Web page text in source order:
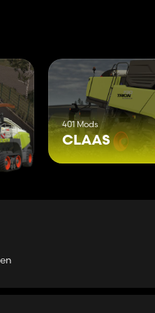
401 Mods
CLAAS